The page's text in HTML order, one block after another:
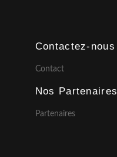
Contactez-nous
Contact
Nos Partenaires
Partenaires